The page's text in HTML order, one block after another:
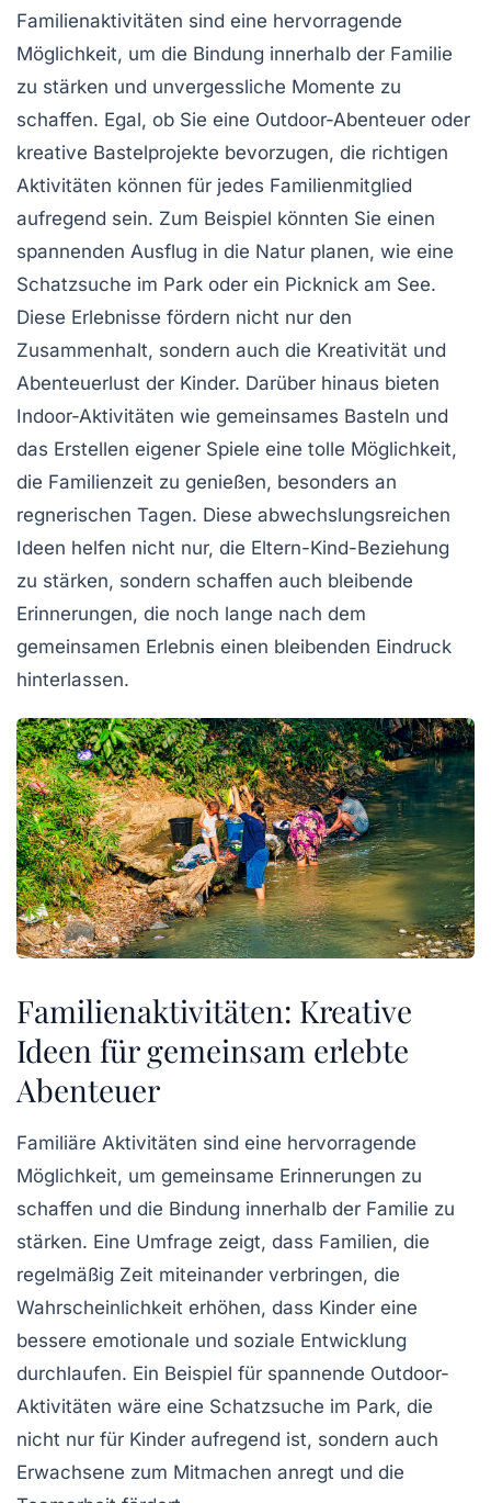
Familienaktivitäten sind eine hervorragende
Möglichkeit, um die Bindung innerhalb der Familie
zu stärken und unvergessliche Momente zu
schaffen. Egal, ob Sie eine Outdoor-Abenteuer oder
kreative Bastelprojekte bevorzugen, die richtigen
Aktivitäten können für jedes Familienmitglied
aufregend sein. Zum Beispiel könnten Sie einen
spannenden Ausflug in die Natur planen, wie eine
Schatzsuche im Park oder ein Picknick am See.
Diese Erlebnisse fördern nicht nur den
Zusammenhalt, sondern auch die Kreativität und
Abenteuerlust der Kinder. Darüber hinaus bieten
Indoor-Aktivitäten wie gemeinsames Basteln und
das Erstellen eigener Spiele eine tolle Möglichkeit,
die Familienzeit zu genießen, besonders an
regnerischen Tagen. Diese abwechslungsreichen
Ideen helfen nicht nur, die Eltern-Kind-Beziehung
zu stärken, sondern schaffen auch bleibende
Erinnerungen, die noch lange nach dem
gemeinsamen Erlebnis einen bleibenden Eindruck
hinterlassen.
Familienaktivitäten: Kreative
Ideen für gemeinsam erlebte
Abenteuer
Familiäre Aktivitäten sind eine hervorragende
Möglichkeit, um gemeinsame Erinnerungen zu
schaffen und die Bindung innerhalb der Familie zu
stärken. Eine Umfrage zeigt, dass Familien, die
regelmäßig Zeit miteinander verbringen, die
Wahrscheinlichkeit erhöhen, dass Kinder eine
bessere emotionale und soziale Entwicklung
durchlaufen. Ein Beispiel für spannende Outdoor-
Aktivitäten wäre eine Schatzsuche im Park, die
nicht nur für Kinder aufregend ist, sondern auch
Erwachsene zum Mitmachen anregt und die